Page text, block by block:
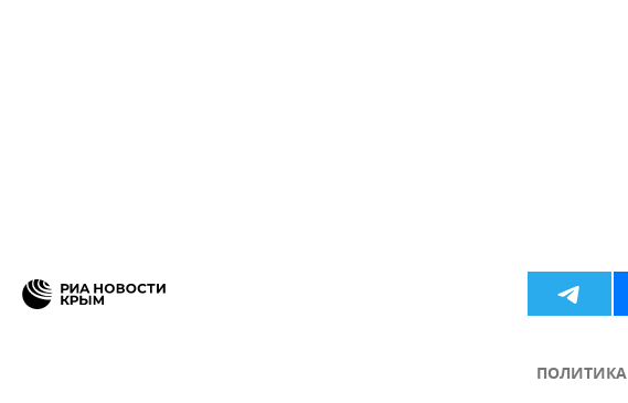
ПОЛИТИКА